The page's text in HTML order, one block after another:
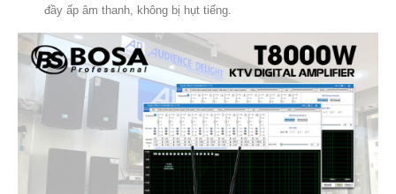
đầy ấp âm thanh, không bị hụt tiếng.